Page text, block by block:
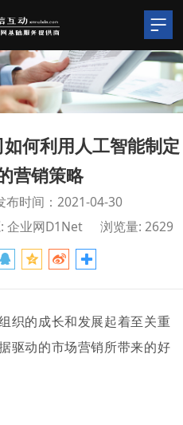
如何利用人工智能制定
营销策略
布时间：2021-04-30
企业网D1Net
浏览量: 2629
织的成长和发展起着至关重
驱动的市场营销所带来的好